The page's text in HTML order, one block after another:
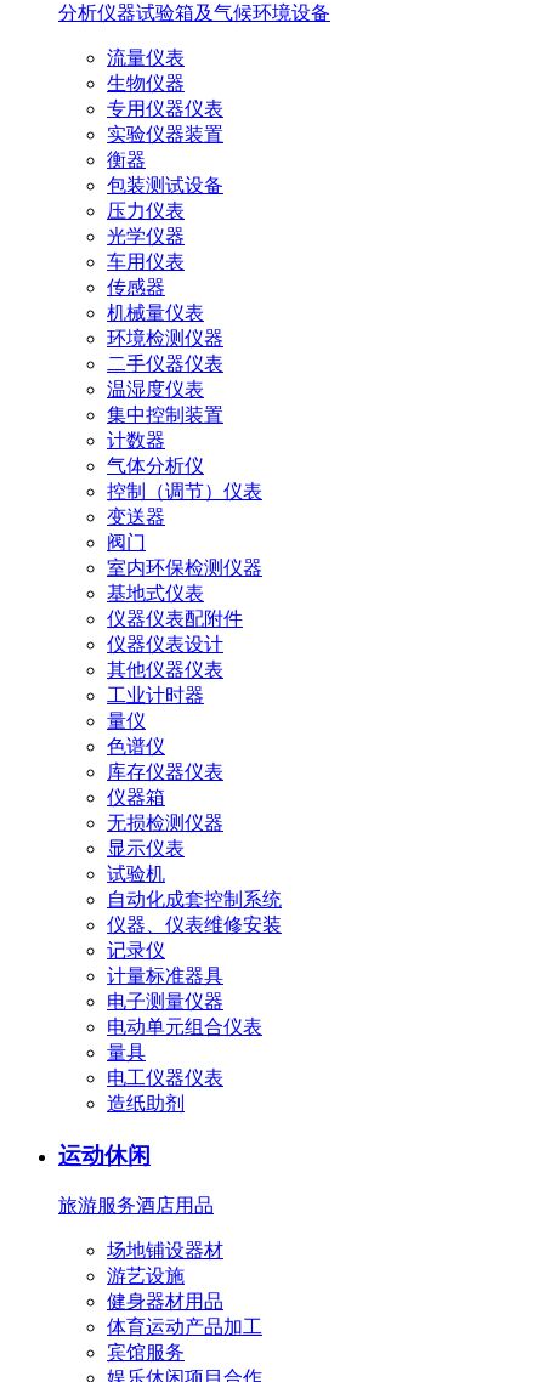
分析仪器试验箱及气候环境设备
流量仪表
生物仪器
专用仪器仪表
实验仪器装置
衡器
包装测试设备
压力仪表
光学仪器
车用仪表
传感器
机械量仪表
环境检测仪器
二手仪器仪表
温湿度仪表
集中控制装置
计数器
气体分析仪
控制（调节）仪表
变送器
阀门
室内环保检测仪器
基地式仪表
仪器仪表配附件
仪器仪表设计
其他仪器仪表
工业计时器
量仪
色谱仪
库存仪器仪表
仪器箱
无损检测仪器
显示仪表
试验机
自动化成套控制系统
仪器、仪表维修安装
记录仪
计量标准器具
电子测量仪器
电动单元组合仪表
量具
电工仪器仪表
造纸助剂
运动休闲
旅游服务酒店用品
场地铺设器材
游艺设施
健身器材用品
体育运动产品加工
宾馆服务